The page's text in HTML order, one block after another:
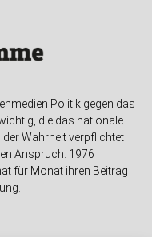
Politik gegen das
die das nationale
der Wahrheit verpflichtet
Anspruch. 1976
für Monat ihren Beitrag